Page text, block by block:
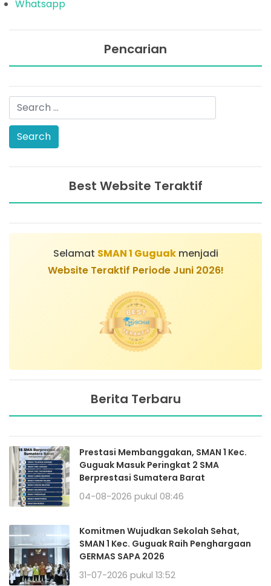
Whatsapp
Pencarian
Best Website Teraktif
Selamat SMAN 1 Guguakmenjadi
Website Teraktif Periode Juni 2026!
Berita Terbaru
Prestasi Membanggakan, SMAN 1 Kec.
Guguak Masuk Peringkat 2 SMA
Berprestasi Sumatera Barat
04-08-2026 pukul 08:46
Komitmen Wujudkan Sekolah Sehat,
SMAN 1 Kec. Guguak Raih Penghargaan
GERMAS SAPA 2026
31-07-2026 pukul 13:52